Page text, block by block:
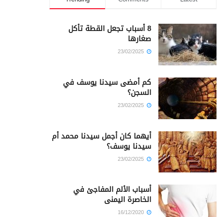
8 أسباب تجعل القطة تأكل
صغارها
كم أمضى سيدنا يوسف في
السجن؟
أيهما كان أجمل سيدنا محمد أم
سيدنا يوسف؟
أسباب الألم المفاجئ في
الخاصرة اليمنى